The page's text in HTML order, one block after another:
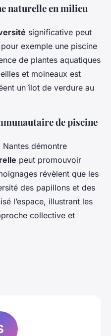
naturelle en milieu
significative peut
exemple une piscine
de plantes aquatiques
et moineaux est
un îlot de verdure au
de piscine
démontre
peut promouvoir
révèlent que les
des papillons et des
l’espace, illustrant les
collective et